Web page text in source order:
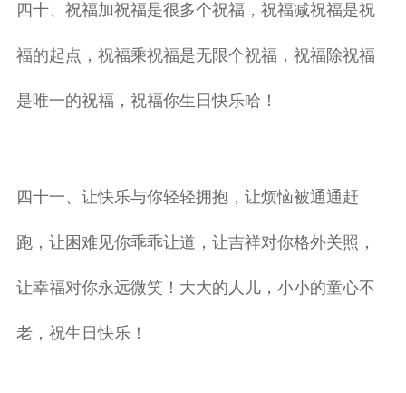
四十、祝福加祝福是很多个祝福，祝福减祝福是祝
福的起点，祝福乘祝福是无限个祝福，祝福除祝福
是唯一的祝福，祝福你生日快乐哈！
四十一、让快乐与你轻轻拥抱，让烦恼被通通赶
跑，让困难见你乖乖让道，让吉祥对你格外关照，
让幸福对你永远微笑！大大的人儿，小小的童心不
老，祝生日快乐！